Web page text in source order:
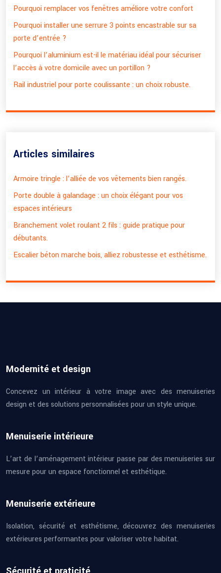
Pourquoi remplacer vos fenêtres améliore votre confort
Pourquoi installer une serrure 3 points encastrable sur sa
porte d’entrée ?
Pourquoi l’aluminium est-il le matériau idéal pour sécuriser
l’accès à votre domicile avec un portillon ?
Rail industriel pour porte coulissante : un choix robuste.
Articles similaires
Armoire tringle : l’alliée de vos vêtements bien rangés.
Porte double à galandage : un choix élégant pour vos
espaces intérieurs
Branchement volet roulant 2 fils : guide pratique pour
débutants.
Escalier béton marche bois, alliez robustesse et esthétisme.
Modernité et design
Concevez un intérieur à votre image avec des menuiseries
design et des solutions personnalisées pour un style unique.
Menuiserie intérieure
L’art de l’aménagement intérieur passe par des menuiseries sur
mesure pour un espace fonctionnel et esthétique.
Menuiserie extérieure
Isolation, sécurité et esthétisme, découvrez des menuiseries
extérieures performantes pour valoriser votre habitat.